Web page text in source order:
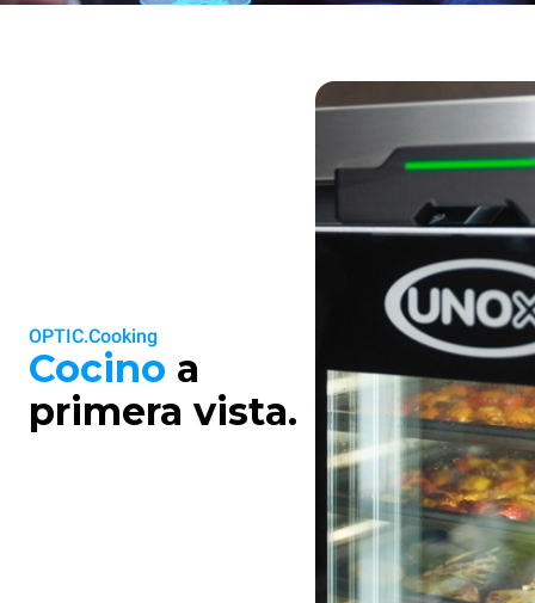
OPTIC.Cooking
Cocino a
primera vista.